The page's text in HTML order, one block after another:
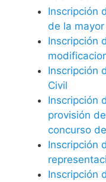
Inscripción
de la
Inscripción
Inscripción
Civil
Inscripción
provisión
concurso
Inscripción
Inscripción